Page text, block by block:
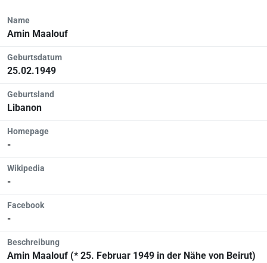
Name
Amin Maalouf
Geburtsdatum
25.02.1949
Geburtsland
Libanon
Homepage
-
Wikipedia
-
Facebook
-
Beschreibung
Amin Maalouf (* 25. Februar 1949 in der Nähe von Beirut)